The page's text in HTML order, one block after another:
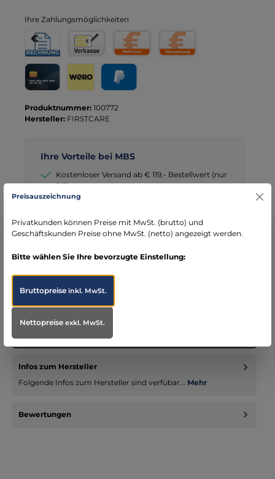
Ihre Zahlungsmöglichkeiten
Produktnummer: 100772
Hersteller: FIRSTCARE
Ihre Vorteile bei MBS
Kostenloser Versand ab € 119,- Bestellwert (nur
DE)
schneller Versand mit DHL
Bereich Notfallmedizin
Beschreibung
Bandage Größe: 15 cm Farbe: Weiß ProduktbeschreibungDie
Infos zum Hersteller
Folgende Infos zum Hersteller sind verfübar... Mehr
Bewertungen
Preisauszeichnung
Privatkunden können Preise mit MwSt. (brutto) und
Geschäftskunden Preise ohne MwSt. (netto) angezeigt werden.
Bitte wählen Sie Ihre bevorzugte Einstellung:
Bruttopreiseinkl. MwSt.
Nettopreiseexkl. MwSt.